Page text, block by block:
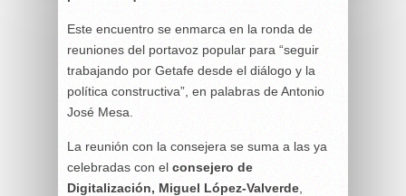
Este encuentro se enmarca en la ronda de
reuniones del portavoz popular para “seguir
trabajando por Getafe desde el diálogo y la
política constructiva”, en palabras de Antonio
José Mesa.
La reunión con la consejera se suma a las ya
celebradas con el consejero de
Digitalización, Miguel López-Valverde